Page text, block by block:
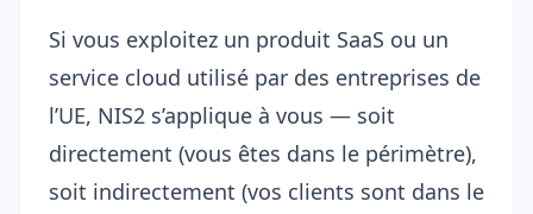
Si vous exploitez un produit SaaS ou un
service cloud utilisé par des entreprises de
l’UE, NIS2 s’applique à vous — soit
directement (vous êtes dans le périmètre),
soit indirectement (vos clients sont dans le